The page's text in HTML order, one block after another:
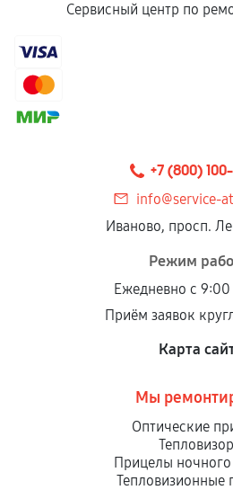
Сервисный центр по
+7 (800)
info@service-
Иваново, просп.
Режим
Ежедневно с 9:00
Приём заявок
Карта
Мы
Оптические
Прицелы ночного
Тепловизионные